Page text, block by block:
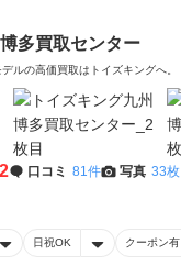
多買取センター
ルの高価買取はトイズキングへ。‎
口コミ 81件 写真 33枚
日祝OK クーポン有